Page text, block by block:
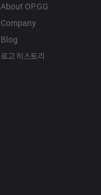
About OP.GG
Company
Blog
로고 히스토리